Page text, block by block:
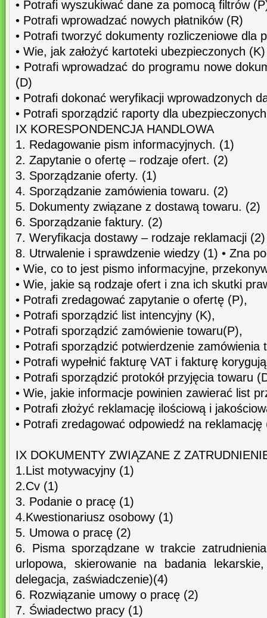
• Potrafi wyszukiwać dane za pomocą filtrów
• Potrafi wprowadzać nowych płatników (R)
• Potrafi tworzyć dokumenty rozliczeniowe dla
• Wie, jak założyć kartoteki ubezpieczonych (K)
• Potrafi wprowadzać do programu nowe
(D)
• Potrafi dokonać weryfikacji wprowadzonych
• Potrafi sporządzić raporty dla
IX KORESPONDENCJA HANDLOWA
1. Redagowanie pism informacyjnych. (1)
2. Zapytanie o ofertę – rodzaje ofert. (2)
3. Sporządzanie oferty. (1)
4. Sporządzanie zamówienia towaru. (2)
5. Dokumenty związane z dostawą towaru. (2)
6. Sporządzanie faktury. (2)
7. Weryfikacja dostawy – rodzaje reklamacji (2)
8. Utrwalenie i sprawdzenie wiedzy (1) • Zna
• Wie, co to jest pismo informacyjne,
• Wie, jakie są rodzaje ofert i zna ich skutki
• Potrafi zredagować zapytanie o ofertę (P),
• Potrafi sporządzić list intencyjny (K),
• Potrafi sporządzić zamówienie towaru(P),
• Potrafi sporządzić potwierdzenie zamówienia
• Potrafi wypełnić fakturę VAT i fakturę
• Potrafi sporządzić protokół przyjęcia towaru
• Wie, jakie informacje powinien zawierać list
• Potrafi złożyć reklamację ilościową i
• Potrafi zredagować odpowiedź na reklamację
IX DOKUMENTY ZWIĄZANE Z
1.List motywacyjny (1)
2.Cv (1)
3. Podanie o pracę (1)
4.Kwestionariusz osobowy (1)
5. Umowa o pracę (2)
6. Pisma sporządzane w trakcie
urlopowa, skierowanie na badania
delegacja, zaświadczenie)(4)
6. Rozwiązanie umowy o pracę (2)
7. Świadectwo pracy (1)